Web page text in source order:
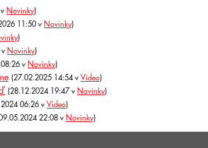
Novinky)
11:50 v Novinky)
)
v Novinky)
v Novinky)
(27.02.2025 14:54 v Video)
(28.12.2024 19:47 v Novinky)
06:26 v Video)
22:08 v Novinky)